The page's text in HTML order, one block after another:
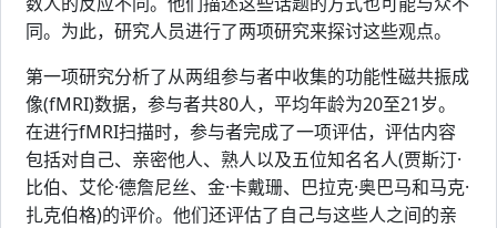
同。为此，研究人员进行了两项研究来探讨这些观点。
第一项研究分析了从两组参与者中收集的功能性磁共振成
像(fMRI)数据，参与者共80人，平均年龄为20至21岁。
在进行fMRI扫描时，参与者完成了一项评估，评估内容
包括对自己、亲密他人、熟人以及五位知名名人(贾斯汀·
比伯、艾伦·德詹尼丝、金·卡戴珊、巴拉克·奥巴马和马克·
扎克伯格)的评价。他们还评估了自己与这些人之间的亲